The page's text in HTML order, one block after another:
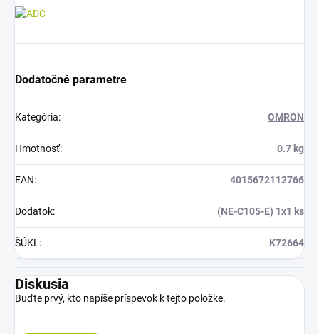
Dodatočné parametre
Kategória: OMRON
Hmotnosť: 0.7 kg
EAN: 4015672112766
Dodatok: (NE-C105-E) 1x1 ks
ŠÚKL : K72664
Diskusia
Buďte prvý, kto napíše príspevok k tejto položke.